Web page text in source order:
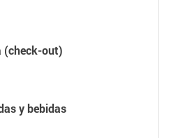
(check-out)
y bebidas